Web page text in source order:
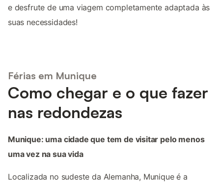
e desfrute de uma viagem completamente adaptada às
suas necessidades!
Férias em Munique
Como chegar e o que fazer
nas redondezas
Munique: uma cidade que tem de visitar pelo menos
uma vez na sua vida
Localizada no sudeste da Alemanha, Munique é a